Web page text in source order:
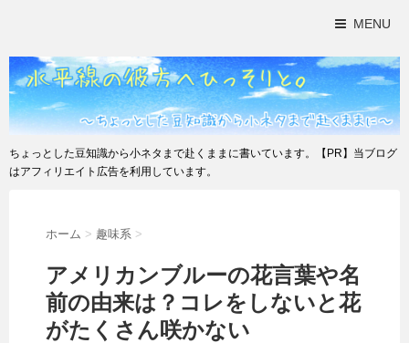
MENU
ちょっとした豆知識から小ネタまで赴くままに書いています。【PR】当ブログ
はアフィリエイト広告を利用しています。
ホーム > 趣味系 >
アメリカンブルーの花言葉や名
前の由来は？コレをしないと花
がたくさん咲かない